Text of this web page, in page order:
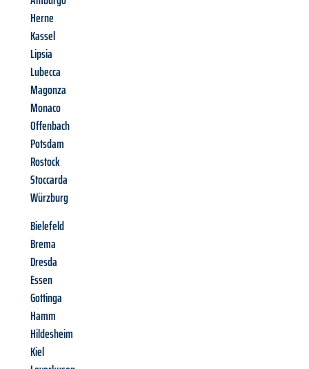
Herne
Kassel
Lipsia
Lubecca
Magonza
Monaco
Offenbach
Potsdam
Rostock
Stoccarda
Würzburg
Bielefeld
Brema
Dresda
Essen
Gottinga
Hamm
Hildesheim
Kiel